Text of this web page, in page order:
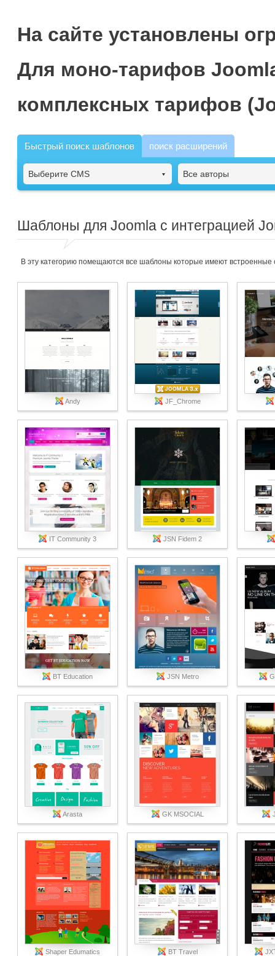
На сайте установлены
Для моно-тарифов
комплексных тарифов
Быстрый поиск шаблонов поиск расширений
Выберите CMS Все авторы
Шаблоны для Joomla с интеграцией
В эту категорию помещаются все шаблоны которые имеют встроенные
Andy JF_Chrome
IT Community 3 JSN Fidem 2
BT Education JSN Metro
Arasta GK MSOCIAL
Shaper Edumatics BT Travel